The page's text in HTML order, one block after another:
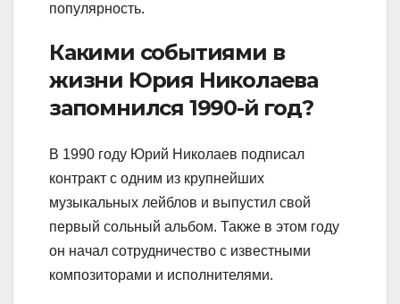
популярность.
Какими событиями в
жизни Юрия Николаева
запомнился 1990-й год?
В 1990 году Юрий Николаев подписал
контракт с одним из крупнейших
музыкальных лейблов и выпустил свой
первый сольный альбом. Также в этом году
он начал сотрудничество с известными
композиторами и исполнителями.